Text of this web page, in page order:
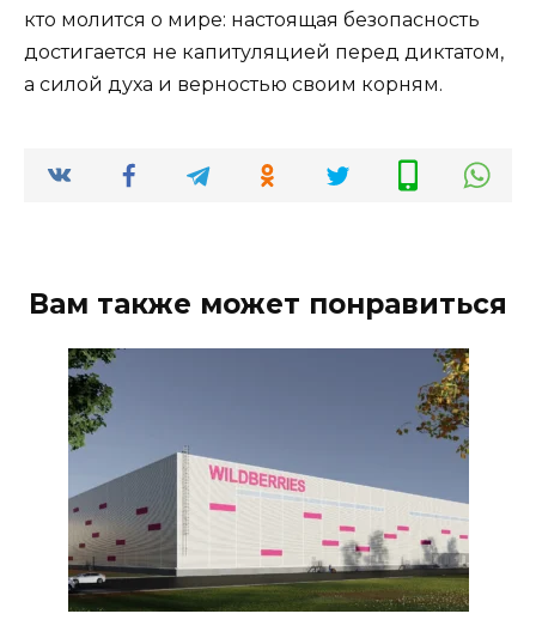
кто молится о мире: настоящая безопасность
достигается не капитуляцией перед диктатом,
а силой духа и верностью своим корням.
Вам также может понравиться